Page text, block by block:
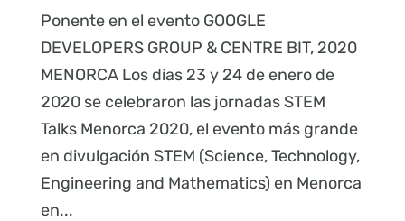
Ponente en el evento GOOGLE
DEVELOPERS GROUP & CENTRE BIT, 2020
MENORCA Los días 23 y 24 de enero de
2020 se celebraron las jornadas STEM
Talks Menorca 2020, el evento más grande
en divulgación STEM (Science, Technology,
Engineering and Mathematics) en Menorca
en...